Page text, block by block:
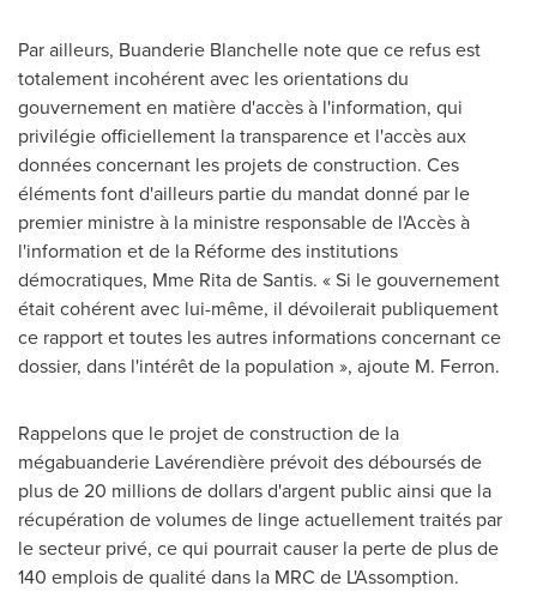
Par ailleurs, Buanderie Blanchelle note que ce refus est
totalement incohérent avec les orientations du
gouvernement en matière d'accès à l'information, qui
privilégie officiellement la transparence et l'accès aux
données concernant les projets de construction. Ces
éléments font d'ailleurs partie du mandat donné par le
premier ministre à la ministre responsable de l'Accès à
l'information et de la Réforme des institutions
démocratiques, Mme Rita de Santis. « Si le gouvernement
était cohérent avec lui-même, il dévoilerait publiquement
ce rapport et toutes les autres informations concernant ce
dossier, dans l'intérêt de la population », ajoute M. Ferron.
Rappelons que le projet de construction de la
mégabuanderie Lavérendière prévoit des déboursés de
plus de 20 millions de dollars d'argent public ainsi que la
récupération de volumes de linge actuellement traités par
le secteur privé, ce qui pourrait causer la perte de plus de
140 emplois de qualité dans la MRC de L'Assomption.